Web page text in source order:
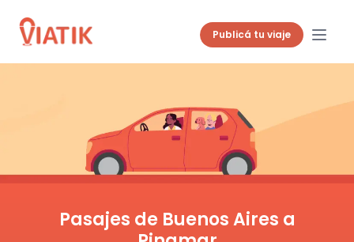
Publicá tu viaje
Pasajes de Buenos Aires a